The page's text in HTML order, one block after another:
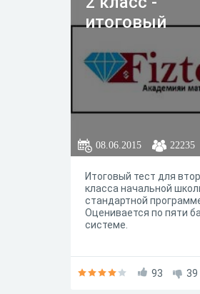
итоговый
08.06.2015 22235
Итоговый тест для
класса начальной
стандартной
Оценивается по пяти
системе.
93 39